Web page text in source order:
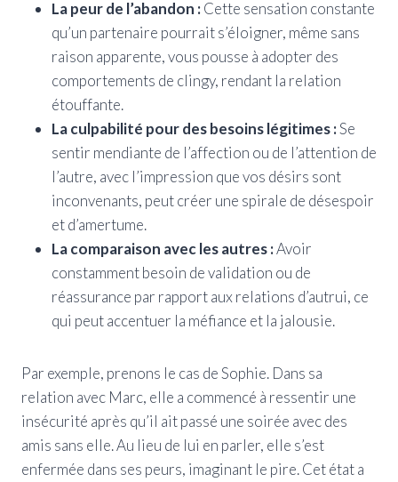
La peur de l’abandon :Cette sensation constante
qu’un partenaire pourrait s’éloigner, même sans
raison apparente, vous pousse à adopter des
comportements de clingy, rendant la relation
étouffante.
La culpabilité pour des besoins légitimes :Se
sentir mendiante de l’affection ou de l’attention de
l’autre, avec l’impression que vos désirs sont
inconvenants, peut créer une spirale de désespoir
et d’amertume.
La comparaison avec les autres :Avoir
constamment besoin de validation ou de
réassurance par rapport aux relations d’autrui, ce
qui peut accentuer la méfiance et la jalousie.
Par exemple, prenons le cas de Sophie. Dans sa
relation avec Marc, elle a commencé à ressentir une
insécurité après qu’il ait passé une soirée avec des
amis sans elle. Au lieu de lui en parler, elle s’est
enfermée dans ses peurs, imaginant le pire. Cet état a